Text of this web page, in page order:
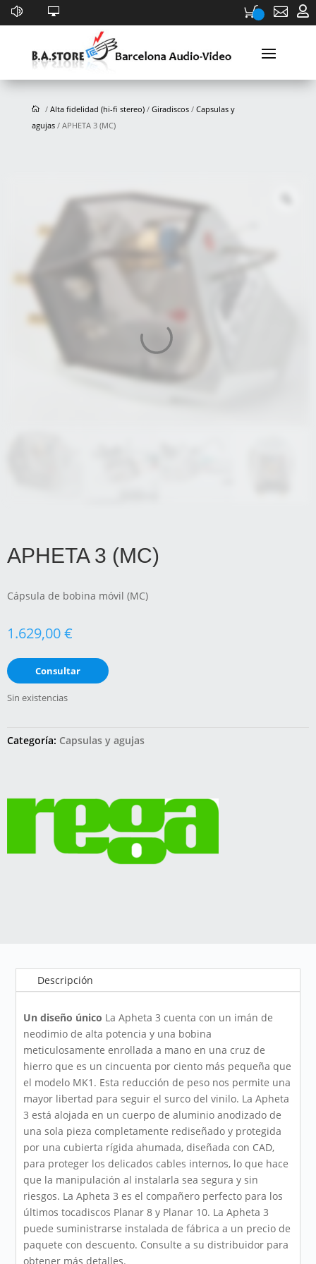
 
/ Alta fidelidad (hi-fi stereo)/ Giradiscos/ Capsulas y
agujas/ APHETA 3 (MC)
APHETA 3 (MC)
Cápsula de bobina móvil (MC)
1.629,00€
Consultar
Sin existencias
Categoría: Capsulas y agujas
Descripción
Un diseño único La Apheta 3 cuenta con un imán de
neodimio de alta potencia y una bobina
meticulosamente enrollada a mano en una cruz de
hierro que es un cincuenta por ciento más pequeña que
el modelo MK1. Esta reducción de peso nos permite una
mayor libertad para seguir el surco del vinilo. La Apheta
3 está alojada en un cuerpo de aluminio anodizado de
una sola pieza completamente rediseñado y protegida
por una cubierta rígida ahumada, diseñada con CAD,
para proteger los delicados cables internos, lo que hace
que la manipulación al instalarla sea segura y sin
riesgos. La Apheta 3 es el compañero perfecto para los
últimos tocadiscos Planar 8 y Planar 10. La Apheta 3
puede suministrarse instalada de fábrica a un precio de
paquete con descuento. Consulte a su distribuidor para
obtener más detalles.